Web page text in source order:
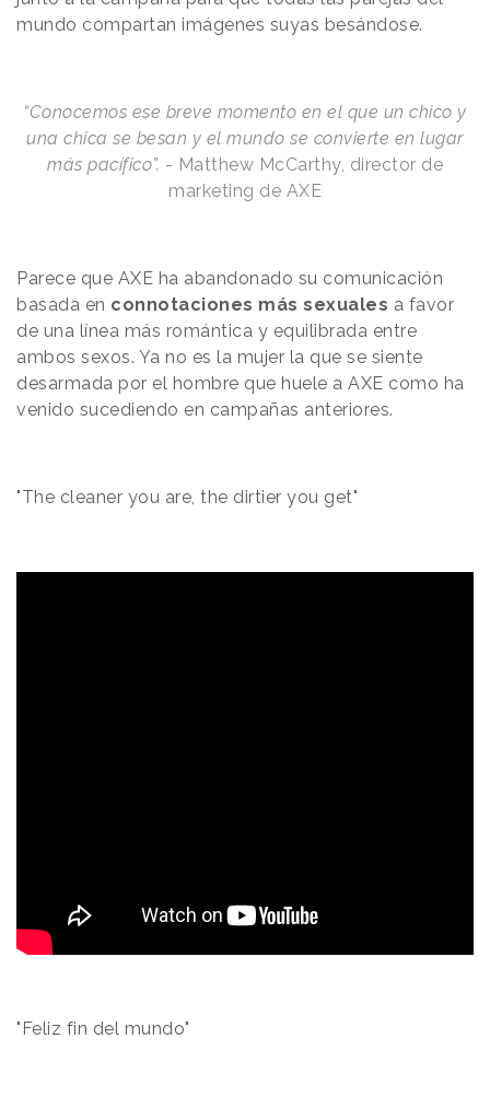
mundo compartan imágenes suyas besándose.
“Conocemos ese breve momento en el que un chico y
una chica se besan y el mundo se convierte en lugar
más pacífico”. - Matthew McCarthy, director de
marketing de AXE
Parece que AXE ha abandonado su comunicación
basada en connotaciones más sexuales a favor
de una línea más romántica y equilibrada entre
ambos sexos. Ya no es la mujer la que se siente
desarmada por el hombre que huele a AXE como ha
venido sucediendo en campañas anteriores.
"The cleaner you are, the dirtier you get"
"Feliz fin del mundo"